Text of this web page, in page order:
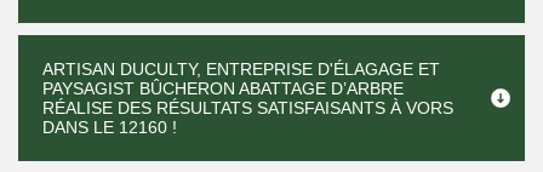
ARTISAN DUCULTY, ENTREPRISE D'ÉLAGAGE ET
PAYSAGIST BÛCHERON ABATTAGE D’ARBRE
RÉALISE DES RÉSULTATS SATISFAISANTS À VORS
DANS LE 12160 !